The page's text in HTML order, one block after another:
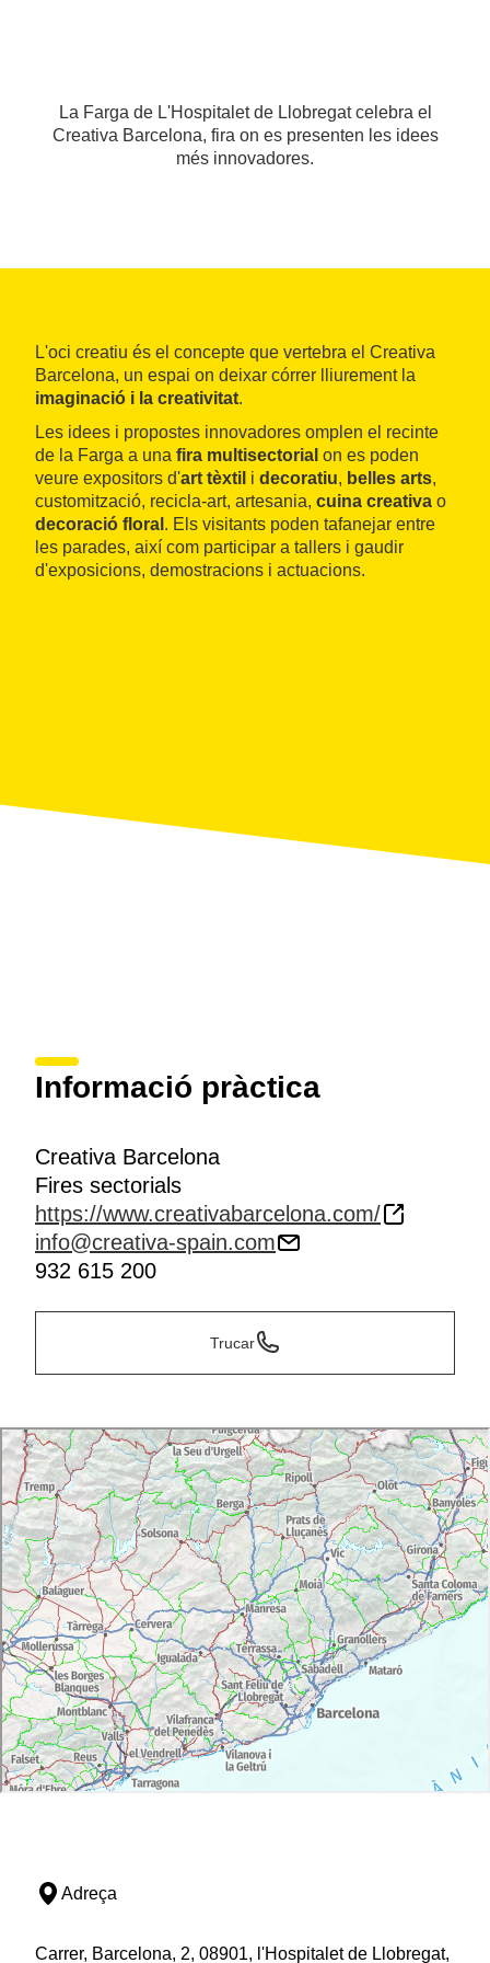
La Farga de L'Hospitalet de Llobregat celebra el
Creativa Barcelona, fira on es presenten les idees
més innovadores.
L'oci creatiu és el concepte que vertebra el Creativa
Barcelona, un espai on deixar córrer lliurement la
imaginació i la creativitat.
Les idees i propostes innovadores omplen el recinte
de la Farga a una fira multisectorial on es poden
veure expositors d'art tèxtil i decoratiu, belles arts,
customització, recicla-art, artesania, cuina creativa o
decoració floral . Els visitants poden tafanejar entre
les parades, així com participar a tallers i gaudir
d'exposicions, demostracions i actuacions.
Informació pràctica
Creativa Barcelona
Fires sectorials
https://www.creativabarcelona.com/
info@creativa-spain.com
932 615 200
Trucar
Adreça
Carrer, Barcelona, 2, 08901, l'Hospitalet de Llobregat,